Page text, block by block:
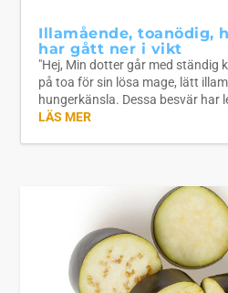
Illamående, toanödig,
har gått ner i vikt
"Hej, Min dotter går med ständig
på toa för sin lösa mage, lätt
hungerkänsla. Dessa besvär har
LÄS MER